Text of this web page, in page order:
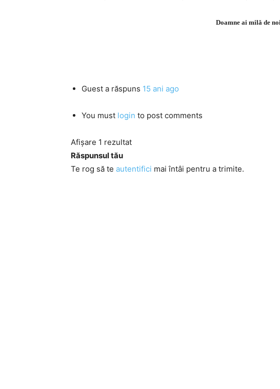
Doamne ai milă de
Guest a răspuns 15 ani ago
You must login to post comments
Afișare 1 rezultat
Răspunsul tău
Te rog să te autentifici mai întâi pentru a trimite.